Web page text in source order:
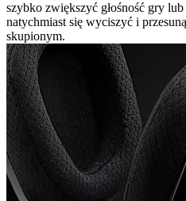
szybko zwiększyć głośność gry
natychmiast się wyciszyć i
skupionym.